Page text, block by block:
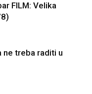
FILM: Velika
ne treba raditi u